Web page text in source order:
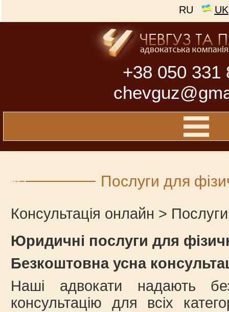
RU UK
+38 050 331
Послуги для
Консультація онлайн >
Юридичні послуги для
Безкоштовна усна
Наші адвокати надають
консультацію для всіх